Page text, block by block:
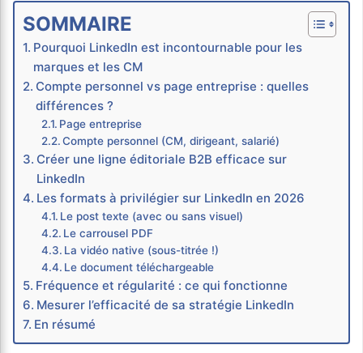
SOMMAIRE
Pourquoi LinkedIn est incontournable pour les
marques et les CM
Compte personnel vs page entreprise : quelles
différences ?
Page entreprise
Compte personnel (CM, dirigeant, salarié)
Créer une ligne éditoriale B2B efficace sur
LinkedIn
Les formats à privilégier sur LinkedIn en 2026
Le post texte (avec ou sans visuel)
Le carrousel PDF
La vidéo native (sous-titrée !)
Le document téléchargeable
Fréquence et régularité : ce qui fonctionne
Mesurer l’efficacité de sa stratégie LinkedIn
En résumé